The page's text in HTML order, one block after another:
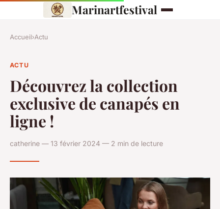
Marinartfestival
Accueil›Actu
ACTU
Découvrez la collection
exclusive de canapés en
ligne !
catherine — 13 février 2024 — 2 min de lecture